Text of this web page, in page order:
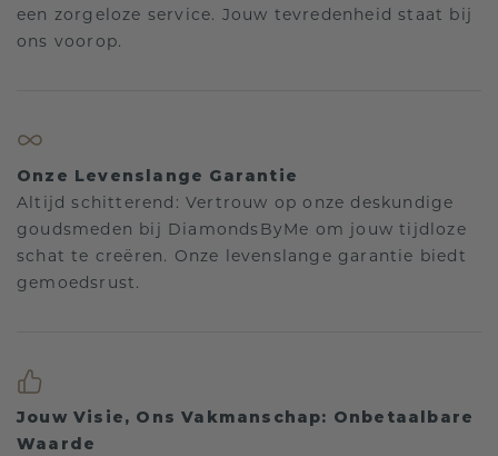
een zorgeloze service. Jouw tevredenheid staat bij
ons voorop.
Onze Levenslange Garantie
Altijd schitterend: Vertrouw op onze deskundige
goudsmeden bij DiamondsByMe om jouw tijdloze
schat te creëren. Onze levenslange garantie biedt
gemoedsrust.
Jouw Visie, Ons Vakmanschap: Onbetaalbare
Waarde